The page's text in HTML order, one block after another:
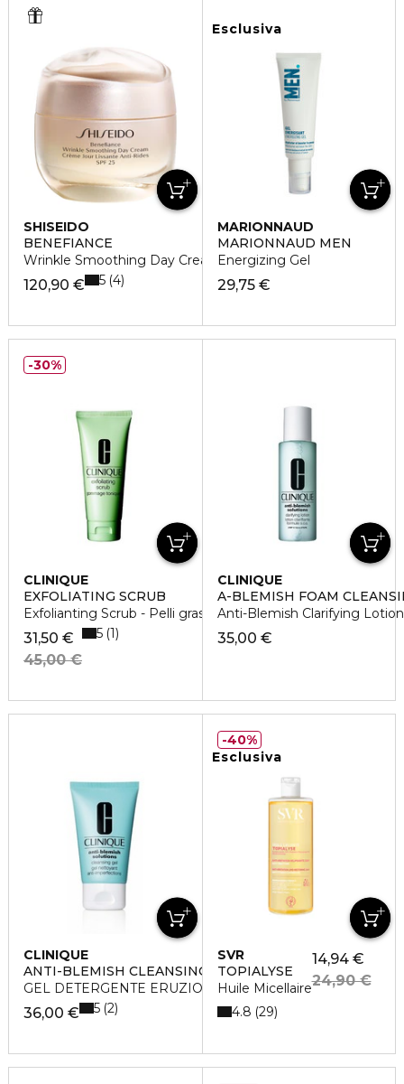
SHISEIDO
BENEFIANCE
Wrinkle Smoothing Day Cream SPF 25
120,90 € 5 4
Esclusiva
MARIONNAUD
MARIONNAUD MEN
Energizing Gel
29,75 €
CLINIQUE
EXFOLIATING SCRUB
Exfolianting Scrub - Pelli grasse
31,50 €
45,00 €
5 1
30%
CLINIQUE
A-BLEMISH FOAM
Anti-Blemish Clarifying Lotion
35,00 €
CLINIQUE
ANTI-BLEMISH CLEANSING GEL
GEL DETERGENTE ERUZIONI CUTANEE
36,00 € 5 2
Esclusiva
SVR
TOPIALYSE
Huile Micellaire
14,94 €
24,90 €
4.8 29
40%